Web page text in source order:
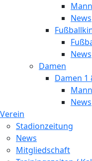
News
News
Damen
Damen 1
News
Verein
Stadionzeitung
News
Mitgliedschaft